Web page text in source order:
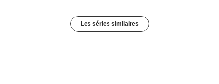
Les séries similaires